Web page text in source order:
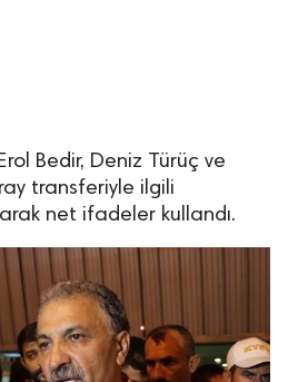
Bedir, Deniz Türüç ve
transferiyle ilgili
net ifadeler kullandı.